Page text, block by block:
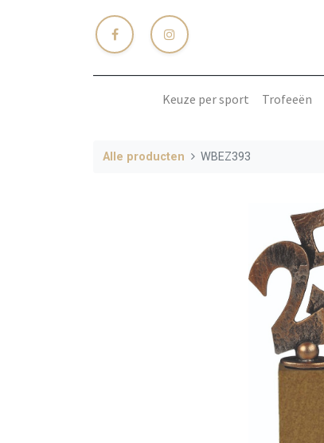
Keuze per sport Trofeeën
Alle producten WBEZ393